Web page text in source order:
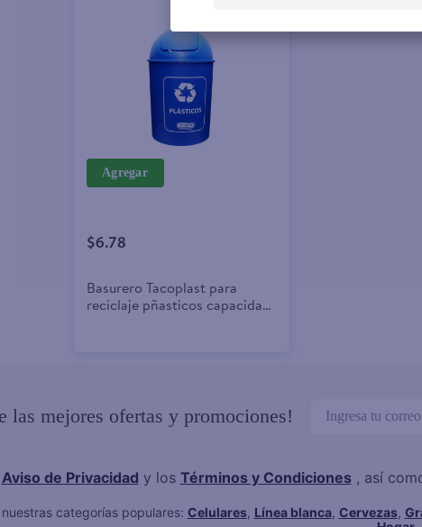
Agregar
$6.78
Basurero Tacoplast para
reciclaje pñasticos capacidad
las mejores ofertas y promociones!
Aviso de Privacidad y los Términos y Condiciones, así
categorías populares: Celulares, Línea blanca, Cervezas,